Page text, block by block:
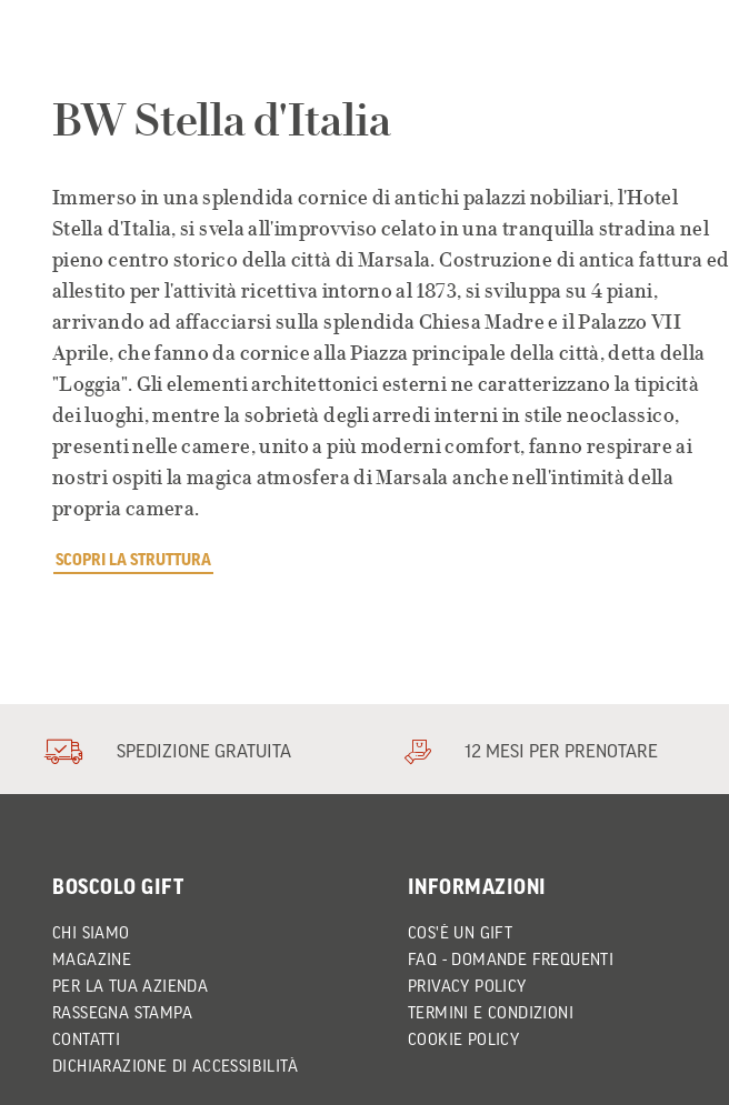
BW Stella d'Italia
Immerso in una splendida cornice di antichi palazzi nobiliari, l'Hotel
Stella d'Italia, si svela all'improvviso celato in una tranquilla stradina nel
pieno centro storico della città di Marsala. Costruzione di antica fattura ed
allestito per l'attività ricettiva intorno al 1873, si sviluppa su 4 piani,
arrivando ad affacciarsi sulla splendida Chiesa Madre e il Palazzo VII
Aprile, che fanno da cornice alla Piazza principale della città, detta della
"Loggia". Gli elementi architettonici esterni ne caratterizzano la tipicità
dei luoghi, mentre la sobrietà degli arredi interni in stile neoclassico,
presenti nelle camere, unito a più moderni comfort, fanno respirare ai
nostri ospiti la magica atmosfera di Marsala anche nell'intimità della
propria camera.
SCOPRI LA STRUTTURA
SPEDIZIONE GRATUITA 12 MESI PER PRENOTARE
BOSCOLO GIFT
CHI SIAMO
MAGAZINE
PER LA TUA AZIENDA
RASSEGNA STAMPA
CONTATTI
DICHIARAZIONE DI ACCESSIBILITÀ
INFORMAZIONI
COS'È UN GIFT
FAQ - DOMANDE FREQUENTI
PRIVACY POLICY
TERMINI E CONDIZIONI
COOKIE POLICY